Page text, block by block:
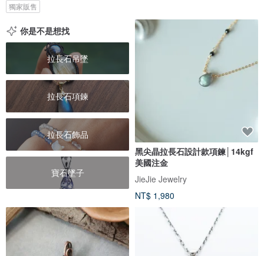
獨家販售
你是不是想找
拉長石吊墜
拉長石項鍊
拉長石飾品
寶石墜子
黑尖晶拉長石設計款項鍊│14kgf
美國注金
JieJie Jewelry
NT$ 1,980